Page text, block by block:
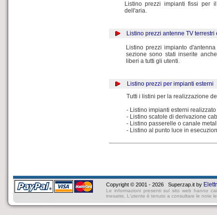
Listino prezzi impianti fissi per
dell'aria.
Listino prezzi antenne TV terrestri
Listino prezzi impianto
sezione sono stati inserite
liberi a tutti gli utenti.
Listino prezzi per impianti esterni
Tutti i listini per la realizzazione
- Listino impianti esterni
- Listino scatole di derivazione
- Listino passerelle o canale
- Listino al punto luce in
Copyright © 2001 - 2026 Superzap.it by
Le informazioni presenti sul sito web hanno
inesatte, L'utente è tenuto a consultare le note